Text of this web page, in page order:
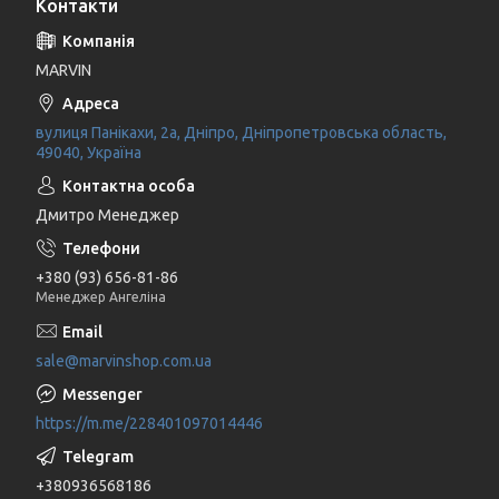
Контакти
MARVIN
вулиця Панікахи, 2а, Дніпро, Дніпропетровська область,
49040, Україна
Дмитро Менеджер
+380 (93) 656-81-86
Менеджер Ангеліна
sale@marvinshop.com.ua
https://m.me/228401097014446
+380936568186